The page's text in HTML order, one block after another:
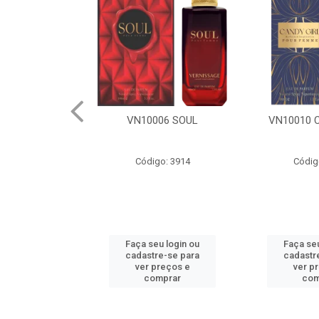
VN10006 SOUL
Código: 3914
Faça seu login ou
cadastre-se para
ver preços e
comprar
VN10010
Faça
ver